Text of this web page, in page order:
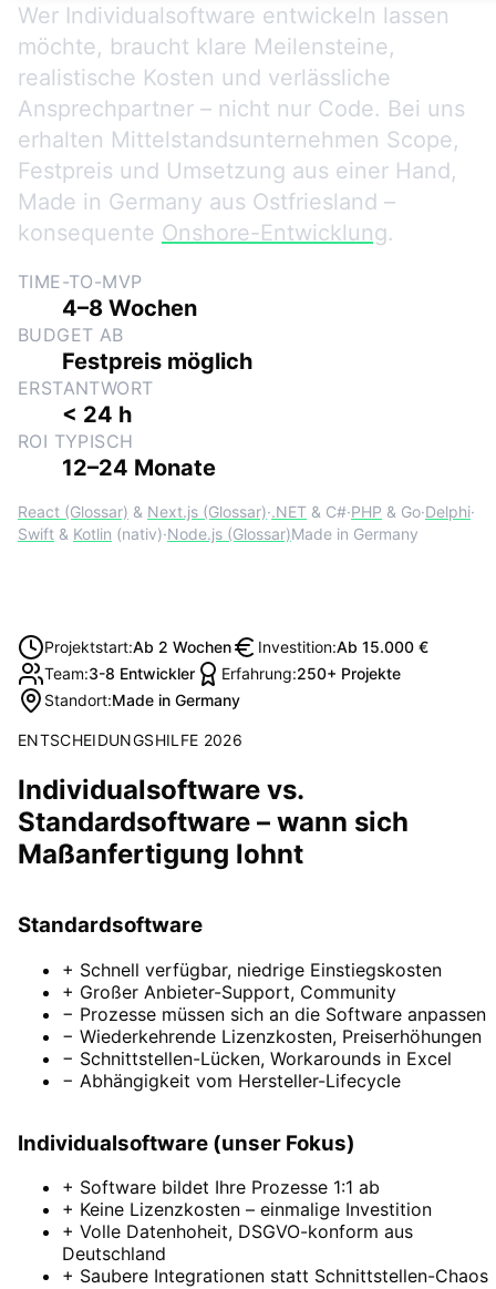
Wer Individualsoftware entwickeln lassen
möchte, braucht klare Meilensteine,
realistische Kosten und verlässliche
Ansprechpartner – nicht nur Code. Bei uns
erhalten Mittelstandsunternehmen Scope,
Festpreis und Umsetzung aus einer Hand,
Made in Germany aus Ostfriesland –
konsequente Onshore-Entwicklung.
TIME-TO-MVP
4–8 Wochen
BUDGET AB
Festpreis möglich
ERSTANTWORT
< 24 h
ROI TYPISCH
12–24 Monate
React (Glossar) & Next.js (Glossar)·.NET & C#·PHP & Go·Delphi·
Swift & Kotlin (nativ)·Node.js (Glossar)Made in Germany
Projektstart:Ab 2 Wochen Investition:Ab 15.000 €
Team:3-8 Entwickler Erfahrung:250+ Projekte
Standort:Made in Germany
ENTSCHEIDUNGSHILFE 2026
Individualsoftware vs.
Standardsoftware – wann sich
Maßanfertigung lohnt
Standardsoftware
+ Schnell verfügbar, niedrige Einstiegskosten
+ Großer Anbieter-Support, Community
− Prozesse müssen sich an die Software anpassen
− Wiederkehrende Lizenzkosten, Preiserhöhungen
− Schnittstellen-Lücken, Workarounds in Excel
− Abhängigkeit vom Hersteller-Lifecycle
Individualsoftware (unser Fokus)
+ Software bildet Ihre Prozesse 1:1 ab
+ Keine Lizenzkosten – einmalige Investition
+ Volle Datenhoheit, DSGVO-konform aus
Deutschland
+ Saubere Integrationen statt Schnittstellen-Chaos